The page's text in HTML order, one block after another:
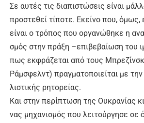
Σε αυ­τές τις δια­πι­στώ­σεις εί­ναι
προ­στε­θεί τί­πο­τε. Ε­κεί­νο που, ό­μως,
εί­ναι ο τρό­πος που ορ­γα­νώ­θη­κε η
σμός στην πρά­ξη –ε­πι­βε­βαί­ω­ση του
πως εκ­φρά­ζε­ται α­πό τους
Ράμ­σφελ­ντ) πραγ­μα­το­ποιεί­ται με
λι­στι­κής ρη­το­ρεί­ας.
Και στην πε­ρί­πτω­ση της Ου­κρα­νί­ας
νας μη­χα­νι­σμός που λει­τούρ­γη­σε σε